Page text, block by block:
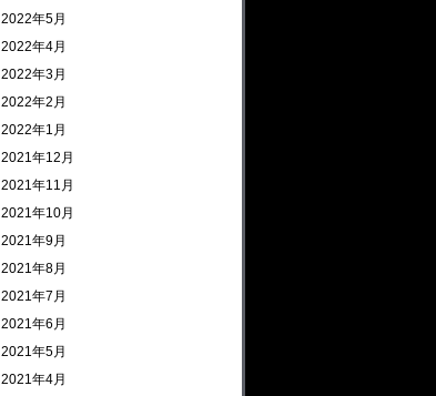
2022年5月
2022年4月
2022年3月
2022年2月
2022年1月
2021年12月
2021年11月
2021年10月
2021年9月
2021年8月
2021年7月
2021年6月
2021年5月
2021年4月